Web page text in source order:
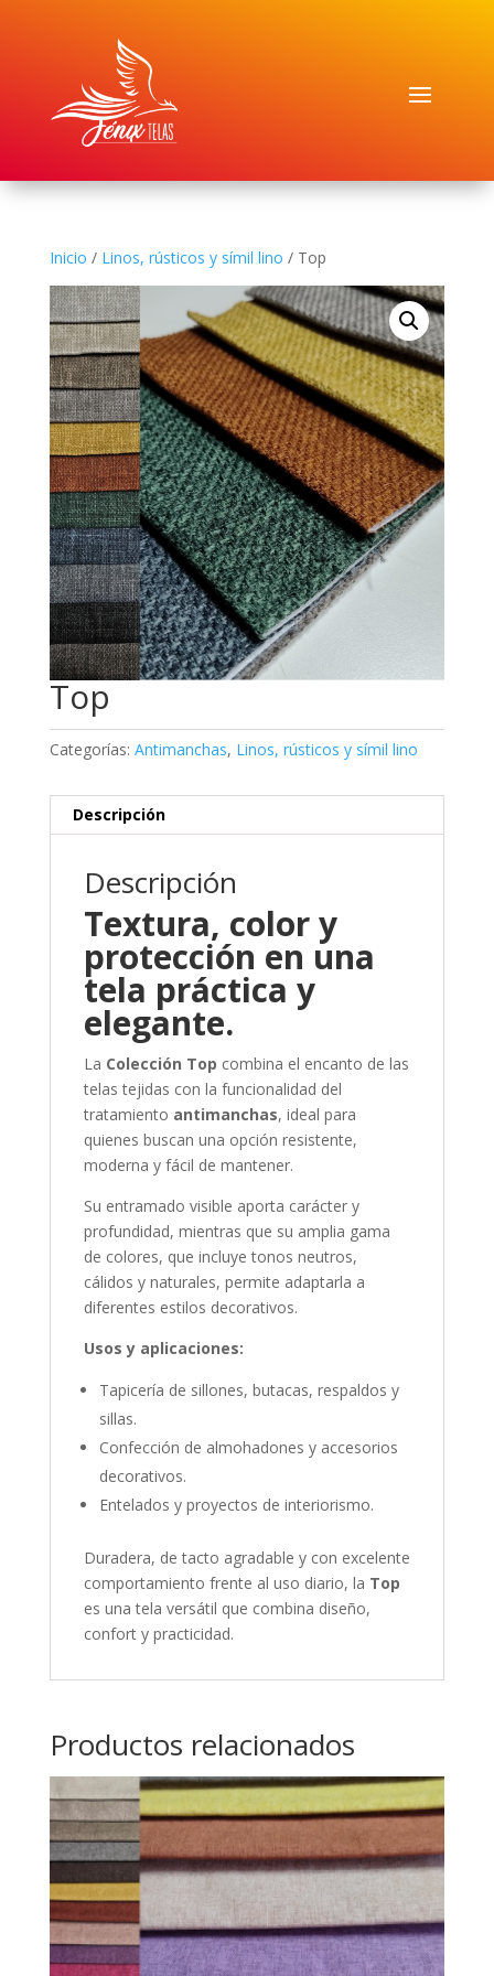
Inicio / Linos, rústicos y símil lino / Top
Top
Categorías: Antimanchas, Linos, rústicos y símil lino
Descripción
Descripción
Textura, color y
protección en una
tela práctica y
elegante.
La Colección Top combina el encanto de las
telas tejidas con la funcionalidad del
tratamiento antimanchas, ideal para
quienes buscan una opción resistente,
moderna y fácil de mantener.
Su entramado visible aporta carácter y
profundidad, mientras que su amplia gama
de colores, que incluye tonos neutros,
cálidos y naturales, permite adaptarla a
diferentes estilos decorativos.
Usos y aplicaciones:
Tapicería de sillones, butacas, respaldos y
sillas.
Confección de almohadones y accesorios
decorativos.
Entelados y proyectos de interiorismo.
Duradera, de tacto agradable y con excelente
comportamiento frente al uso diario, la Top
es una tela versátil que combina diseño,
confort y practicidad.
Productos relacionados